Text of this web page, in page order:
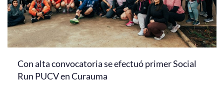
Con alta convocatoria se efectuó primer Social
Run PUCV en Curauma